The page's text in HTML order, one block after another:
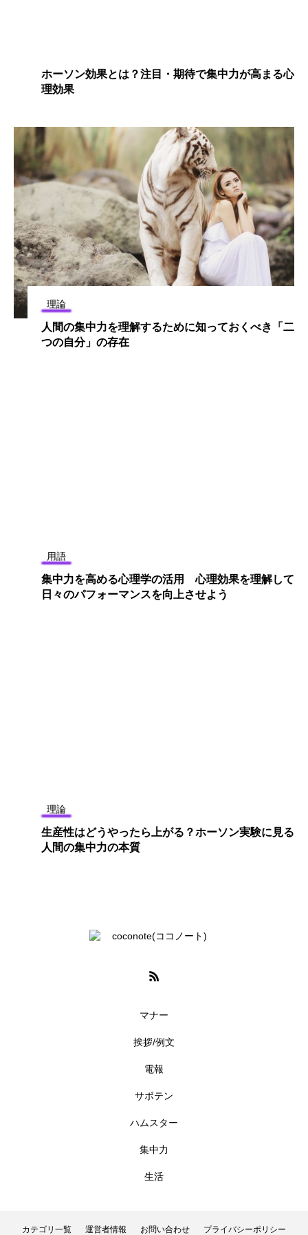
ホーソン効果とは？注目・期待で集中力が高まる心
理効果
理論
人間の集中力を理解するために知っておくべき「二
つの自分」の存在
用語
集中力を高める心理学の活用 心理効果を理解して
日々のパフォーマンスを向上させよう
理論
生産性はどうやったら上がる？ホーソン実験に見る
人間の集中力の本質
マナー
挨拶/例文
電報
サボテン
ハムスター
集中力
生活
カテゴリ一覧 運営者情報 お問い合わせ プライバシーポリシー